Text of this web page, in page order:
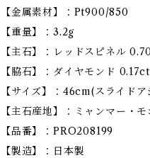
【金属素材】：Pt900/850
【重量】：3.2g
【主石】：レッドスピネル
【脇石】：ダイヤモンド 0.17ct
【サイズ】：46cm(スライド
【主石産地】：ミャンマー・
【品番】：PRO208199
【製造】：日本製